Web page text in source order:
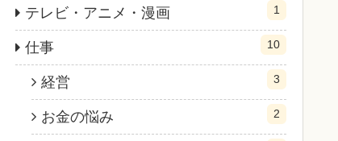
テレビ・アニメ・漫画 1
仕事 10
経営 3
お金の悩み 2